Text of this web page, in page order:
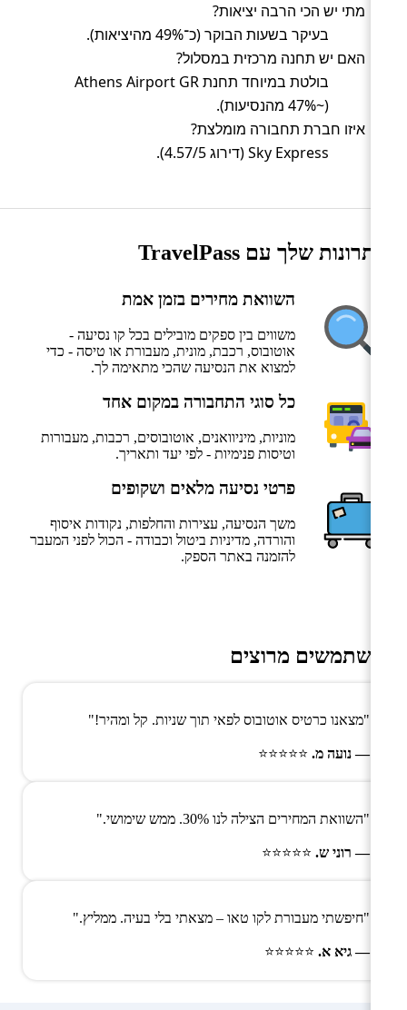
מתי יש הכי הרבה יציאות?
בעיקר בשעות הבוקר (כ־49% מהיציאות).
האם יש תחנה מרכזית במסלול?
בולטת במיוחד תחנת Athens Airport GR
(~47% מהנסיעות).
איזו חברת תחבורה מומלצת?
Sky Express (דירוג 4.57/5).
היתרונות שלך עם TravelPass
השוואת מחירים בזמן אמת
משווים בין ספקים מובילים בכל קו נסיעה -
אוטובוס, רכבת, מונית, מעבורת או טיסה - כדי
למצוא את הנסיעה שהכי מתאימה לך.
כל סוגי התחבורה במקום אחד
מוניות, מיניוואנים, אוטובוסים, רכבות, מעבורות
וטיסות פנימיות - לפי יעד ותאריך.
פרטי נסיעה מלאים ושקופים
משך הנסיעה, עצירות והחלפות, נקודות איסוף
והורדה, מדיניות ביטול וכבודה - הכול לפני המעבר
להזמנה באתר הספק.
משתמשים מרוצים
"מצאנו כרטיס אוטובוס לפאי תוך שניות. קל ומהיר!"
— נועה מ. ⭐⭐⭐⭐⭐
"השוואת המחירים הצילה לנו 30%. ממש שימושי."
— רוני ש. ⭐⭐⭐⭐⭐
"חיפשתי מעבורת לקו טאו – מצאתי בלי בעיה. ממליץ."
— גיא א. ⭐⭐⭐⭐⭐